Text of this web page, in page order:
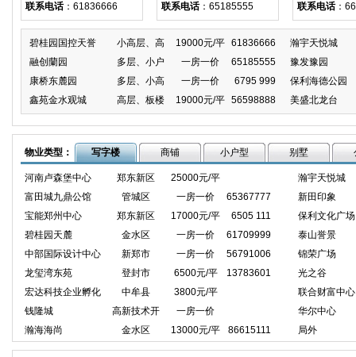
联系电话：61836666
联系电话：65185555
联系电话：
碧桂园国控天誉 小高层、高 19000元/平 61836666
瀚宇天悦城
融创蘭园
多层、小户 一房一价 65185555
豫发豫园
康桥东麓园
多层、小高 一房一价 6795 999
保利海德公园
鑫苑金水观城
高层、板楼 19000元/平 56598888 美盛北龙台
物业类型： 写字楼 商铺 小户型 别墅
河南卢森堡中心 郑东新区 25000元/平
瀚宇天悦城
富田城九鼎公馆
管城区 一房一价 65367777
新田印象
宝能郑州中心
郑东新区 17000元/平 6505 111
保利文化广场
碧桂园天麓
金水区 一房一价 61709999
泰山誉景
中部国际设计中心
新郑市 一房一价 56791006
锦荣广场
龙玺湾东苑
登封市 6500元/平 13783601
光之谷
宏达科技企业孵化
中牟县 3800元/平
联合财富中心
钱隆城
高新技术开 一房一价
华尔中心
瀚海海尚
金水区 13000元/平 86615111 局外